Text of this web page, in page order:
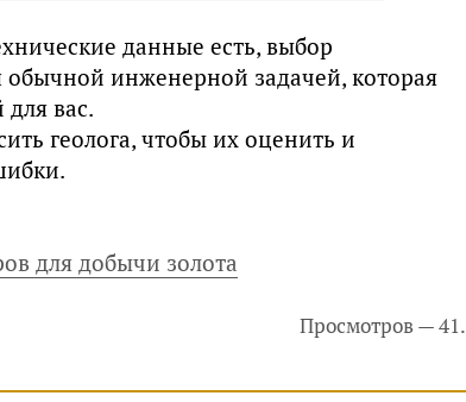
данные есть, выбор
обычной инженерной задачей, которая
вас.
геолога, чтобы их оценить и
для добычи золота
Просмотров — 41.